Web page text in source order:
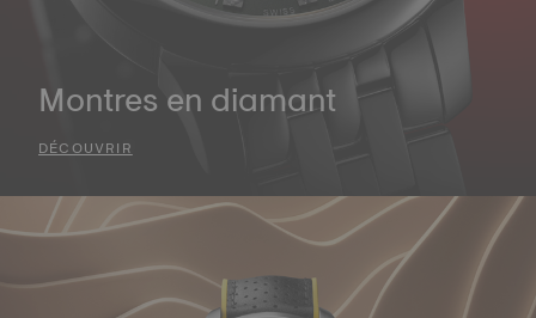
Montres en diamant
DÉCOUVRIR